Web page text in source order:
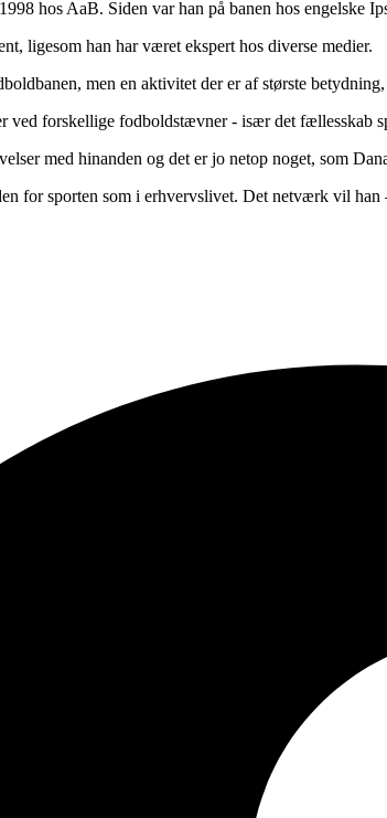
hos AaB. Siden var han på banen hos
ligesom han har været ekspert hos diverse medier.
men en aktivitet der er af største
ved forskellige fodboldstævner - især det fællesskab
med hinanden og det er jo netop noget, som
for sporten som i erhvervslivet. Det netværk vil